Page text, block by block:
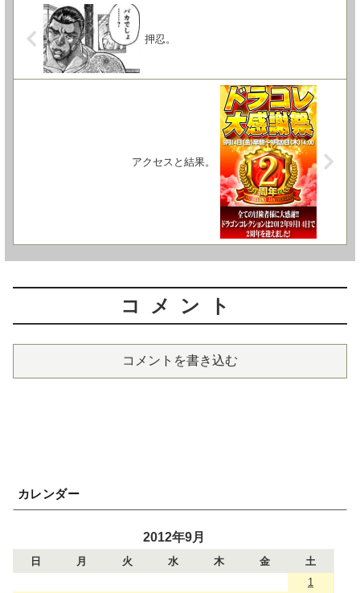
押忍。
アクセスと結果。
コメント
コメントを書き込む
カレンダー
2012年9月
日 月 火 水 木 金
土
1